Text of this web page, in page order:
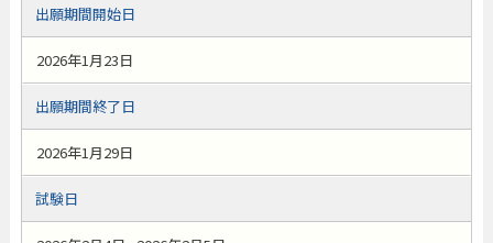
出願期間開始日
2026年1月23日
出願期間終了日
2026年1月29日
試験日